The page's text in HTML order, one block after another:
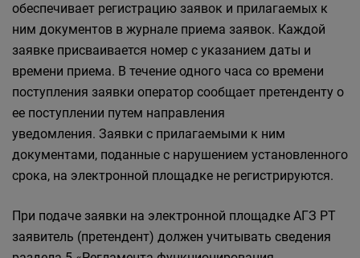
обеспечивает регистрацию заявок и прилагаемых к
ним документов в журнале приема заявок. Каждой
заявке присваивается номер с указанием даты и
времени приема. В течение одного часа со времени
поступления заявки оператор сообщает претенденту о
ее поступлении путем направления
уведомления. Заявки с прилагаемыми к ним
документами, поданные с нарушением установленного
срока, на электронной площадке не регистрируются.
При подаче заявки на электронной площадке АГЗ РТ
заявитель (претендент) должен учитывать сведения